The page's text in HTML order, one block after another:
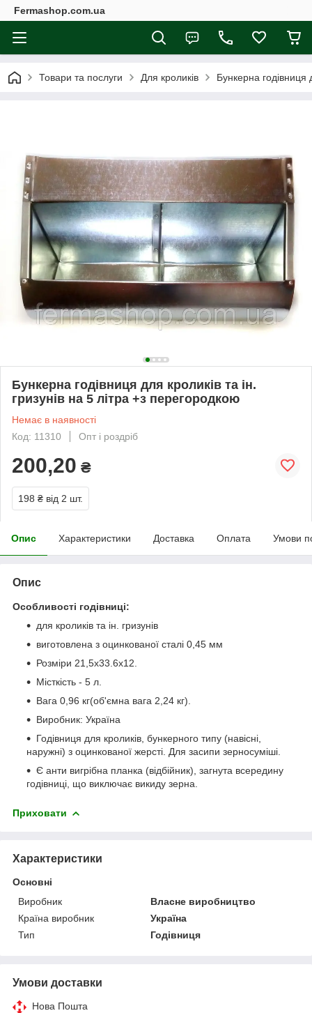
Fermashop.com.ua
Товари та послуги Для кроликів Бункерна годівниця
Бункерна годівниця для кроликів та ін.
гризунів на 5 літра +з перегородкою
Немає в наявності
Код: 11310
Опт і роздріб
200,20 ₴
198 ₴ від 2 шт.
Опис Характеристики Доставка Оплата Умови
Опис
Особливості годівниці:
для кроликів та ін. гризунів
виготовлена з оцинкованої сталі 0,45 мм
Розміри 21,5х33.6х12.
Місткість - 5 л.
Вага 0,96 кг(об'ємна вага 2,24 кг).
Виробник: Україна
Годівниця для кроликів, бункерного типу (навісні,
наружні) з оцинкованої жерсті. Для засипи зерносуміші.
Є анти вигрібна планка (відбійник), загнута всередину
годівниці, що виключає викиду зерна.
Приховати
Характеристики
Основні
Виробник
Власне виробництво
Країна виробник
Україна
Тип
Годівниця
Умови доставки
Нова Пошта